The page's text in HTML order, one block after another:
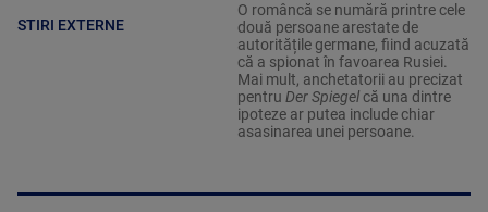
STIRI EXTERNE
O româncă se numără printre cele
două persoane arestate de
autoritățile germane, fiind acuzată
că a spionat în favoarea Rusiei.
Mai mult, anchetatorii au precizat
pentru Der Spiegelcă una dintre
ipoteze ar putea include chiar
asasinarea unei persoane.